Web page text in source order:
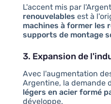
L'accent mis par
renouvelables est à
machines à former les
supports de montage
3. Expansion de
Avec l'augmentation
Argentine, la demande
légers en acier formé
développe.